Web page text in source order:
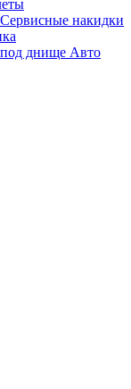
накидки
под днище Авто